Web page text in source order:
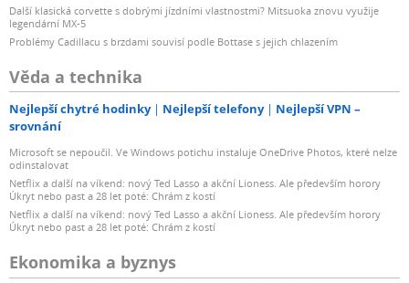
Další klasická corvette s dobrými jízdními vlastnostmi? Mitsuoka znovu využije
legendární MX-5
Problémy Cadillacu s brzdami souvisí podle Bottase s jejich chlazením
Věda a technika
Nejlepší chytré hodinky Nejlepší telefony
Nejlepší VPN –
srovnání
Microsoft se nepoučil. Ve Windows potichu instaluje OneDrive Photos, které nelze
odinstalovat
Netflix a další na víkend: nový Ted Lasso a akční Lioness. Ale především horory
Úkryt nebo past a 28 let poté: Chrám z kostí
Netflix a další na víkend: nový Ted Lasso a akční Lioness. Ale především horory
Úkryt nebo past a 28 let poté: Chrám z kostí
Ekonomika a byznys